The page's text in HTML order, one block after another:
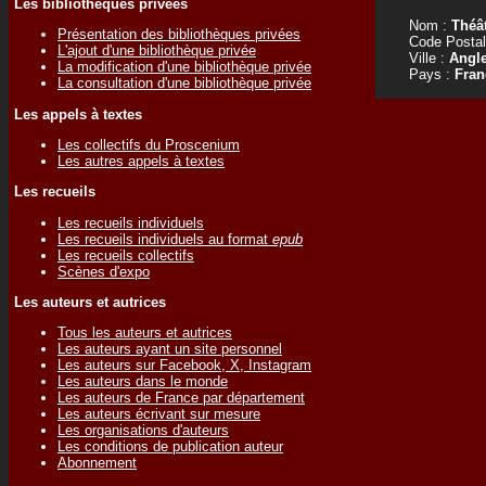
Les bibliothèques privées
Présentation des bibliothèques privées
L'ajout d'une bibliothèque privée
La modification d'une bibliothèque privée
La consultation d'une bibliothèque privée
Les appels à textes
Les collectifs du Proscenium
Les autres appels à textes
Les recueils
Les recueils individuels
Les recueils individuels au format epub
Les recueils collectifs
Scènes d'expo
Les auteurs et autrices
Tous les auteurs et autrices
Les auteurs ayant un site personnel
Les auteurs sur Facebook, X, Instagram
Les auteurs dans le monde
Les auteurs de France par département
Les auteurs écrivant sur mesure
Les organisations d'auteurs
Les conditions de publication auteur
Abonnement
Nom :
Code
Ville :
Pays :